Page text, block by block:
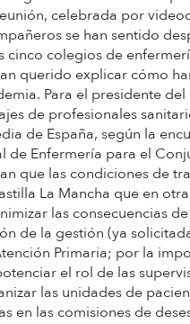
celebrada por
se han sentido
cinco colegios de
querido explicar cómo
Para el presidente
de profesionales
de España, según la
de Enfermería para el
que las condiciones de
La Mancha que en
las consecuencias
de la gestión (ya
Primaria; por la
el rol de las
las unidades de
en las comisiones de